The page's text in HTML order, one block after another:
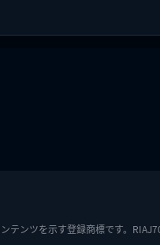
テンツを示す登録商標です。